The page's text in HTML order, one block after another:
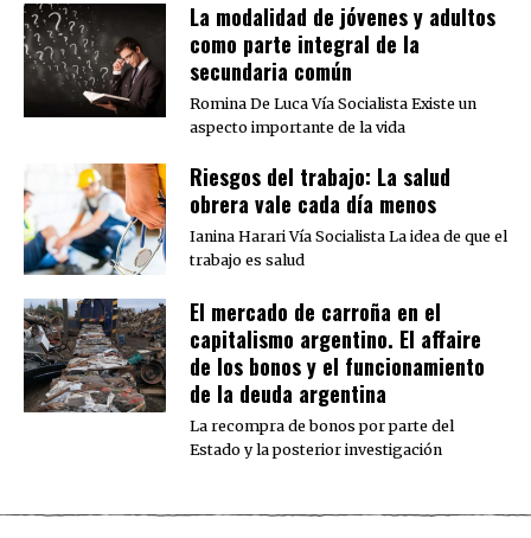
La modalidad de jóvenes y adultos
como parte integral de la
secundaria común
Romina De Luca Vía Socialista Existe un
aspecto importante de la vida
Riesgos del trabajo: La salud
obrera vale cada día menos
Ianina Harari Vía Socialista La idea de que el
trabajo es salud
El mercado de carroña en el
capitalismo argentino. El affaire
de los bonos y el funcionamiento
de la deuda argentina
La recompra de bonos por parte del
Estado y la posterior investigación